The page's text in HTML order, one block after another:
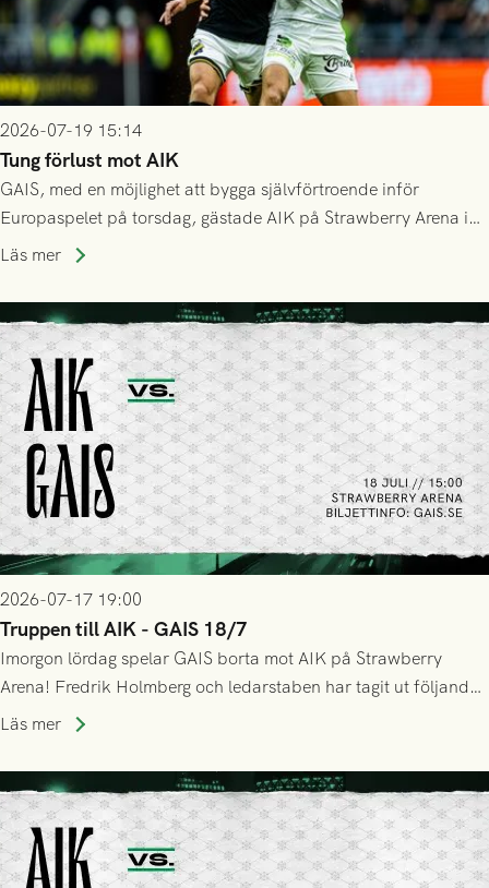
2026-07-19 15:14
Tung förlust mot AIK
GAIS, med en möjlighet att bygga självförtroende inför
Europaspelet på torsdag, gästade AIK på Strawberry Arena i
Stockholm . Men trots konstant hotande i första halvlek av
lyckades få in 2-0.
Läs mer
2026-07-17 19:00
Truppen till AIK - GAIS 18/7
Imorgon lördag spelar GAIS borta mot AIK på Strawberry
Arena! Fredrik Holmberg och ledarstaben har tagit ut följande
trupp till matchen:
Läs mer